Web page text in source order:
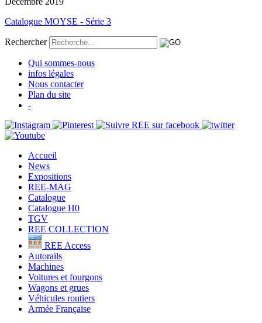
Catalogue MOYSE - Série 3
Rechercher
Qui sommes-nous
infos légales
Nous contacter
Plan du site
-
Accueil
News
Expositions
REE-MAG
Catalogue
Catalogue H0
TGV
REE COLLECTION
REE Access
Autorails
Machines
Voitures et fourgons
Wagons et grues
Véhicules routiers
Armée Française